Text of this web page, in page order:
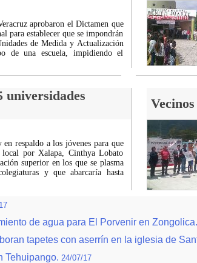
aprobaron el Dictamen que
para establecer que se impondrán
de Medida y Actualización
de una escuela, impidiendo el
universidades
respaldo a los jóvenes para que
por Xalapa, Cinthya Lobato
superior en los que se plasma
y que abarcaría hasta
de agua para El Porvenir en Zongolica.
tapetes con aserrín en la iglesia de
Tehuipango. 24/07/17